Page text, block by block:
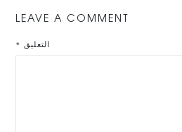
LEAVE A COMMENT
التعليق *